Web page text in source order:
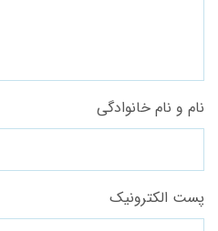
نام و نام خانوادگی
پست الکترونیک